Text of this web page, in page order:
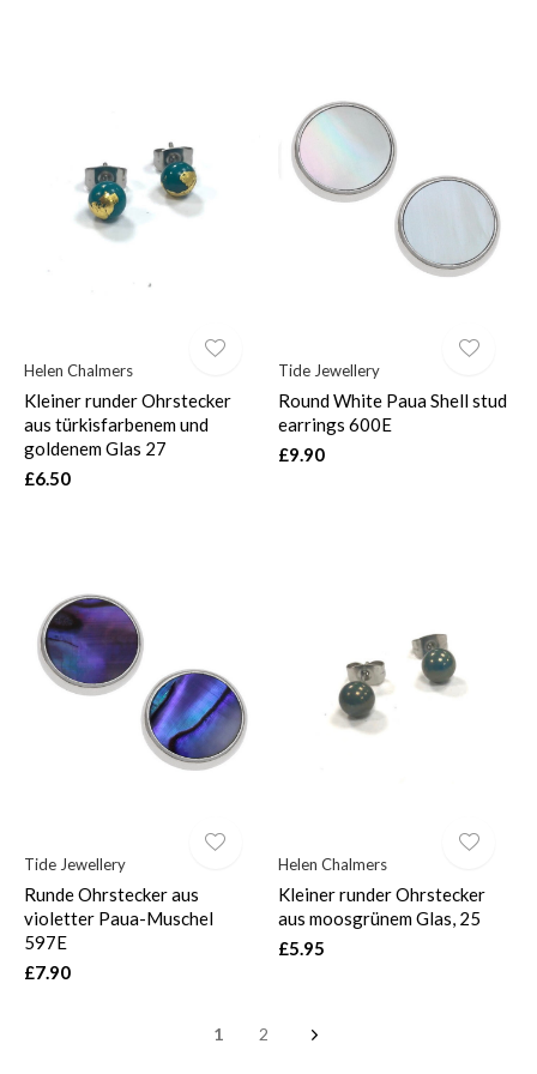
Helen Chalmers
Kleiner runder Ohrstecker
aus türkisfarbenem und
goldenem Glas 27
£6.50
Tide Jewellery
Round White Paua Shell stud
earrings 600E
£9.90
Tide Jewellery
Runde Ohrstecker aus
violetter Paua-Muschel
597E
£7.90
Helen Chalmers
Kleiner runder Ohrstecker
aus moosgrünem Glas, 25
£5.95
1 2